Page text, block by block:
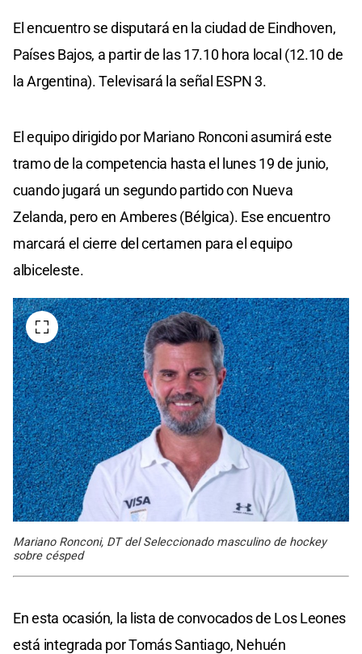
El encuentro se disputará en la ciudad de Eindhoven,
Países Bajos, a partir de las 17.10 hora local (12.10 de
la Argentina). Televisará la señal ESPN 3.
El equipo dirigido por Mariano Ronconi asumirá este
tramo de la competencia hasta el lunes 19 de junio,
cuando jugará un segundo partido con Nueva
Zelanda, pero en Amberes (Bélgica). Ese encuentro
marcará el cierre del certamen para el equipo
albiceleste.
Mariano Ronconi, DT del Seleccionado masculino de hockey
sobre césped
En esta ocasión, la lista de convocados de Los Leones
está integrada por Tomás Santiago, Nehuén